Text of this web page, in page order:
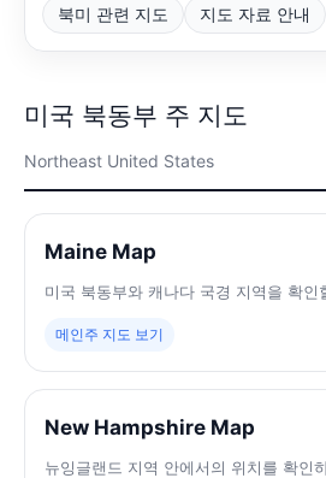
북미 관련 지도
지도 자료 안내
미국 북동부 주 지도
Northeast United States
Maine Map
미국 북동부와 캐나다 국경 지역을 확인
메인주 지도 보기
New Hampshire Map
뉴잉글랜드 지역 안에서의 위치를 확인